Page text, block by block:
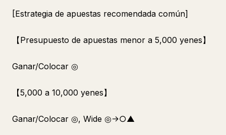
[Estrategia de apuestas recomendada común]
【Presupuesto de apuestas menor a 5,000 yenes】
Ganar/Colocar ◎
【5,000 a 10,000 yenes】
Ganar/Colocar ◎, Wide ◎→○▲